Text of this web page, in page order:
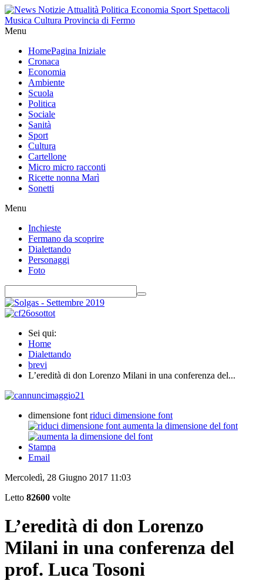
Menu
HomePagina Iniziale
Cronaca
Economia
Ambiente
Scuola
Politica
Sociale
Sanità
Sport
Cultura
Cartellone
Micro micro racconti
Ricette nonna Marì
Sonetti
Menu
Inchieste
Fermano da scoprire
Dialettando
Personaggi
Foto
Sei qui:
Home
Dialettando
brevi
L’eredità di don Lorenzo Milani in una conferenza del...
dimensione font riduci dimensione font
aumenta la dimensione del font
Stampa
Email
Mercoledì, 28 Giugno 2017 11:03
Letto 82600 volte
L’eredità di don Lorenzo
Milani in una conferenza del
prof. Luca Tosoni